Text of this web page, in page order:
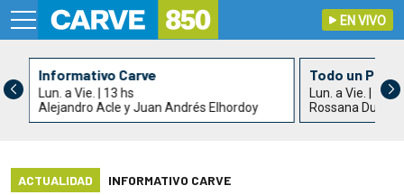
EN VIVO
Informativo Carve
Lun. a Vie. | 13 hs
Alejandro Acle y Juan Andrés Elhordoy
Todo un País
Lun. a Vie. | 15 hs
Rossana Duarte
ACTUALIDAD INFORMATIVO CARVE